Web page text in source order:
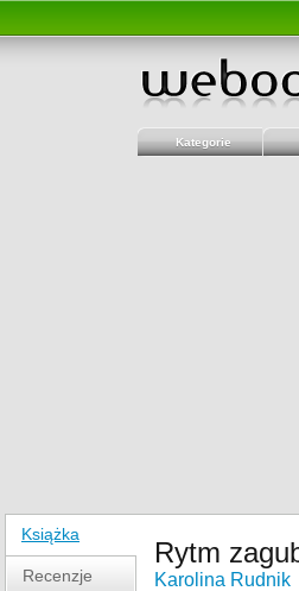
Kategorie
Książka
Recenzje
Rytm
Karolina Rudnik